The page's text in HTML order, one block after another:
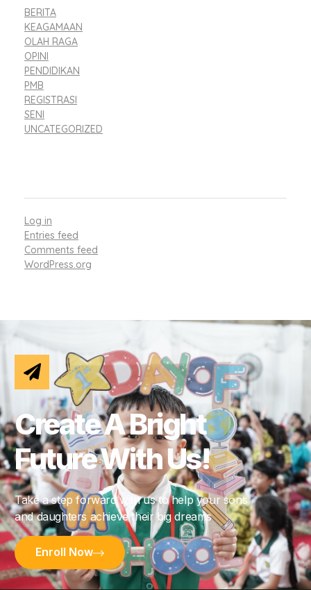
BERITA
KEAGAMAAN
OLAH RAGA
OPINI
PENDIDIKAN
PMB
REGISTRASI
SENI
UNCATEGORIZED
Log in
Entries feed
Comments feed
WordPress.org
Create A Bright
Future With Us!
Take a step forward with us to help your sons
and daughters achieve their big dreams
Enroll Now